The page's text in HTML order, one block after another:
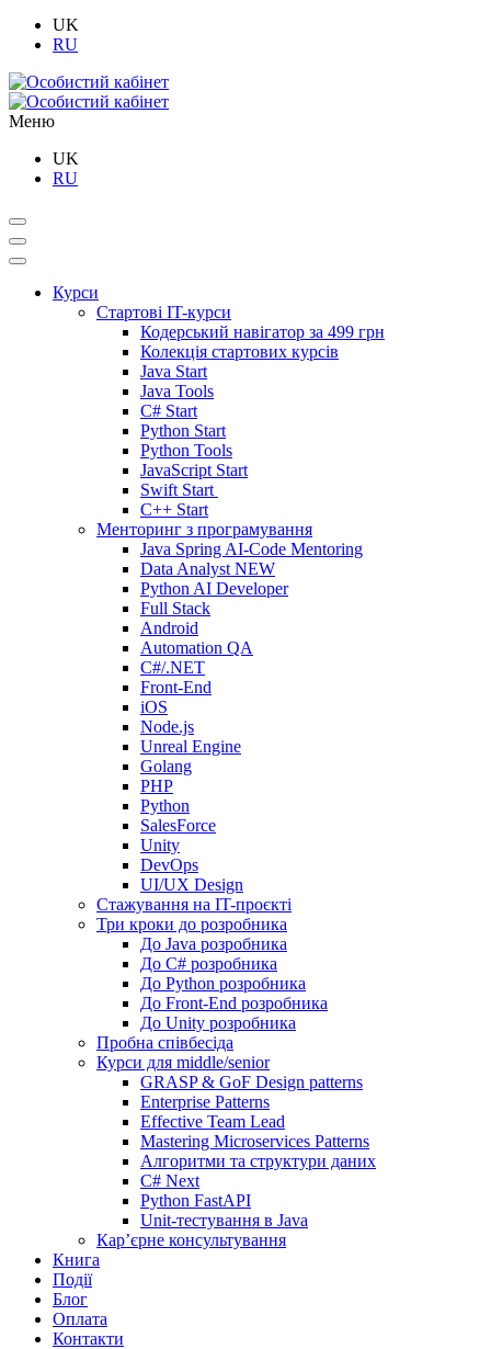
UK
RU
Меню
UK
RU
Курси
Стартові IT-курси
Кодерський навігатор за 499 грн
Колекція стартових курсів
Java Start
Java Tools
C# Start
Python Start
Python Tools
JavaScript Start
Swift Start
C++ Start
Менторинг з програмування
Java Spring AI-Code Mentoring
Data Analyst NEW
Python AI Developer
Full Stack
Android
Automation QA
C#/.NET
Front-End
iOS
Node.js
Unreal Engine
Golang
PHP
Python
SalesForce
Unity
DevOps
UI/UX Design
Стажування на IT-проєкті
Три кроки до розробника
До Java розробника
До C# розробника
До Python розробника
До Front-End розробника
До Unity розробника
Пробна співбесіда
Курси для middle/senior
GRASP & GoF Design patterns
Enterprise Patterns
Effective Team Lead
Mastering Microservices Patterns
Алгоритми та структури даних
C# Next
Python FastAPI
Unit-тестування в Java
Кар’єрне консультування
Книга
Події
Блог
Оплата
Контакти